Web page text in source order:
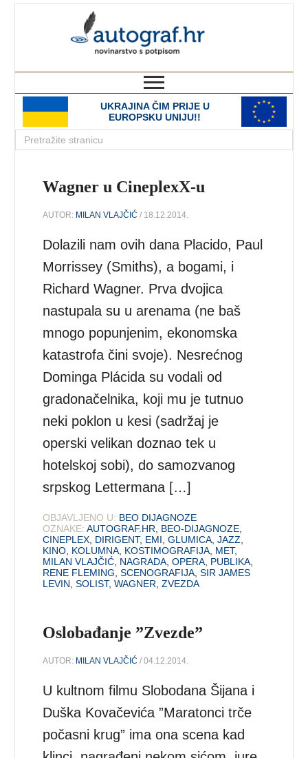
UKRAJINA ČIM PRIJE U
EUROPSKU UNIJU!!
Wagner u CineplexX-u
AUTOR: MILAN VLAJČIĆ / 18.12.2014.
Dolazili nam ovih dana Placido, Paul
Morrissey (Smiths), a bogami, i
Richard Wagner. Prva dvojica
nastupala su u arenama (ne baš
mnogo popunjenim, ekonomska
katastrofa čini svoje). Nesrećnog
Dominga Plácida su vodali od
gradonačelnika, koji mu je tutnuo
neki poklon u kesi (sadržaj je
operski velikan doznao tek u
hotelskoj sobi), do samozvanog
srpskog Lettermana […]
OBJAVLJENO U: BEO DIJAGNOZE
OZNAKE: AUTOGRAF.HR BEO-DIJAGNOZE
CINEPLEX DIRIGENT, EMI ,GLUMICA ,JAZZ
KINO KOLUMNA KOSTIMOGRAFIJA MET,
MILAN VLAJČIĆ NAGRADA ,OPERA PUBLIKA
RENE FLEMING ,SCENOGRAFIJA ,SIR JAMES
LEVIN ,SOLIST,WAGNER ,ZVEZDA
Oslobađanje ”Zvezde”
AUTOR: MILAN VLAJČIĆ / 04.12.2014.
U kultnom filmu Slobodana Šijana i
Duška Kovačevića ”Maratonci trče
počasni krug” ima ona scena kad